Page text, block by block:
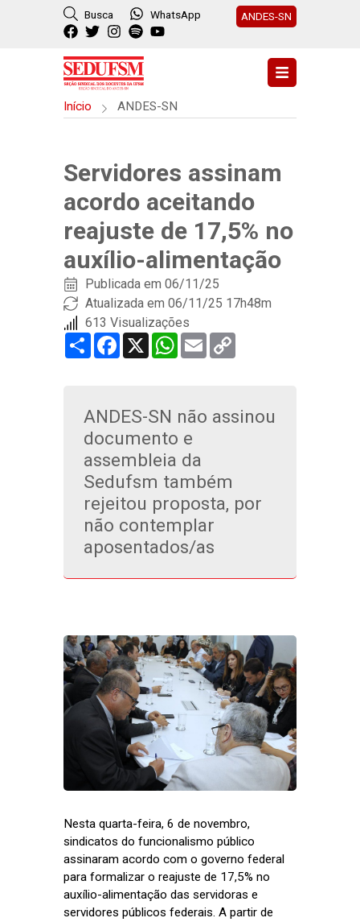
Busca WhatsApp ANDES-SN
Início ANDES-SN
Servidores assinam
acordo aceitando
reajuste de 17,5% no
auxílio-alimentação
Publicada em 06/11/25
Atualizada em 06/11/25 17h48m
613 Visualizações
Share Facebook
X WhatsApp
Email
ANDES-SN não assinou
documento e
assembleia da
Sedufsm também
rejeitou proposta, por
não contemplar
aposentados/as
Nesta quarta-feira, 6 de novembro,
sindicatos do funcionalismo público
assinaram acordo com o governo federal
para formalizar o reajuste de 17,5% no
auxílio-alimentação das servidoras e
servidores públicos federais. A partir de